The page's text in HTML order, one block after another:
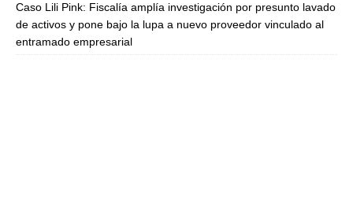
Caso Lili Pink: Fiscalía amplía investigación por presunto lavado
de activos y pone bajo la lupa a nuevo proveedor vinculado al
entramado empresarial